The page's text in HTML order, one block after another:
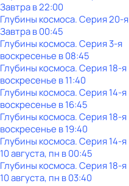
Завтра в 22:00
Глубины космоса. Серия 20-я
Завтра в 00:45
Глубины космоса. Серия 3-я
воскресенье в08:45
Глубины космоса. Серия 18-я
воскресенье в11:40
Глубины космоса. Серия 14-я
воскресенье в16:45
Глубины космоса. Серия 18-я
воскресенье в19:40
Глубины космоса. Серия 14-я
10 августа, пн в 00:45
Глубины космоса. Серия 18-я
10 августа, пн в 03:40